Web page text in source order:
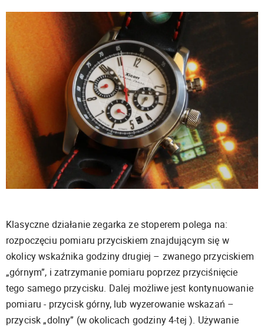
Klasyczne działanie zegarka ze stoperem polega na:
rozpoczęciu pomiaru przyciskiem znajdującym się w
okolicy wskaźnika godziny drugiej – zwanego przyciskiem
„górnym”, i zatrzymanie pomiaru poprzez przyciśnięcie
tego samego przycisku. Dalej możliwe jest kontynuowanie
pomiaru - przycisk górny, lub wyzerowanie wskazań –
przycisk „dolny” (w okolicach godziny 4-tej ). Używanie